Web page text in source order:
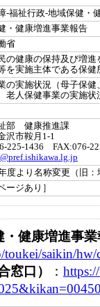
-福祉行政-地域保健・
・健康増進事業報告
省
の健康の保持及び増
を実施主体である保
の実施状況（母子保
老人保健事業の実施状
部 健康推進課
沢市鞍月1-1
225-1436 FAX:076-
度より名称変更（旧
ージあり］
健康増進事業
saikin/
窓口）
：